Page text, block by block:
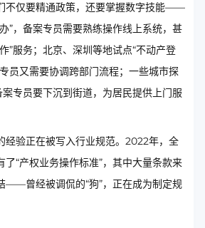
不仅要精通政策，还要掌握数字技能——
”，备案专员需要熟练操作线上系统，甚
”服务；北京、深圳等地试点“不动产登
员又需要协调跨部门流程；一些城市探
案专员要下沉到街道，为居民提供上门服
经验正在被写入行业规范。2022年，全
了“产权业务操作标准”，其中大量条款来
——曾经被调侃的“狗”，正在成为制定规